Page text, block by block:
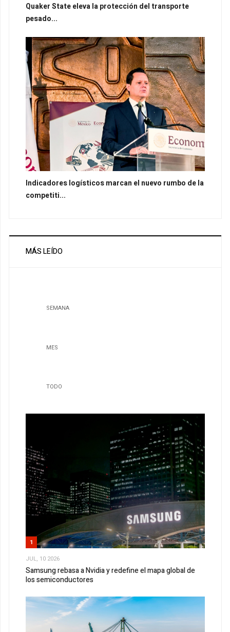
Quaker State eleva la protección del transporte
pesado...
Indicadores logísticos marcan el nuevo rumbo de la
competiti...
MÁS LEÍDO
SEMANA
MES
TODO
1
JUL, 10 2026
Samsung rebasa a Nvidia y redefine el mapa global de
los semiconductores